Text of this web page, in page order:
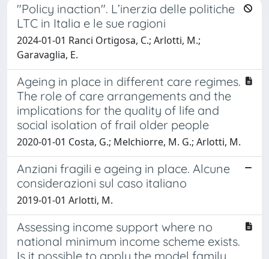
"Policy inaction". L’inerzia delle politiche
LTC in Italia e le sue ragioni
2024-01-01 Ranci Ortigosa, C.; Arlotti, M.;
Garavaglia, E.
Ageing in place in different care regimes.
The role of care arrangements and the
implications for the quality of life and
social isolation of frail older people
2020-01-01 Costa, G.; Melchiorre, M. G.; Arlotti, M.
Anziani fragili e ageing in place. Alcune
considerazioni sul caso italiano
2019-01-01 Arlotti, M.
Assessing income support where no
national minimum income scheme exists.
Is it possible to apply the model family